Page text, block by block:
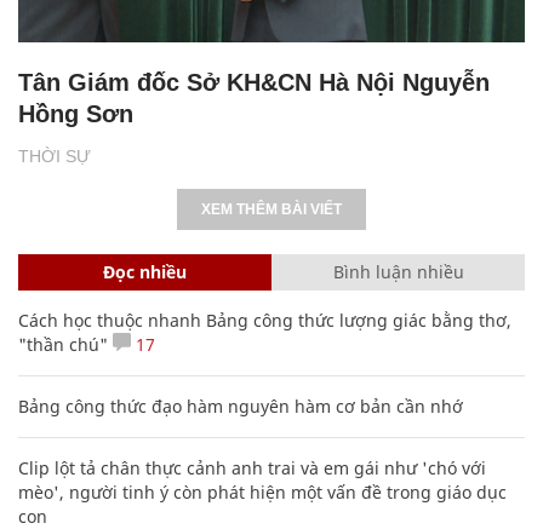
THỜI SỰ
Tân Giám đốc Sở KH&CN Hà Nội Nguyễn
Hồng Sơn
XEM THÊM BÀI VIẾT
Đọc nhiều Bình luận nhiều
Cách học thuộc nhanh Bảng công thức lượng giác bằng thơ,
"thần chú"
17
Bảng công thức đạo hàm nguyên hàm cơ bản cần nhớ
Clip lột tả chân thực cảnh anh trai và em gái như 'chó với
mèo', người tinh ý còn phát hiện một vấn đề trong giáo dục
con